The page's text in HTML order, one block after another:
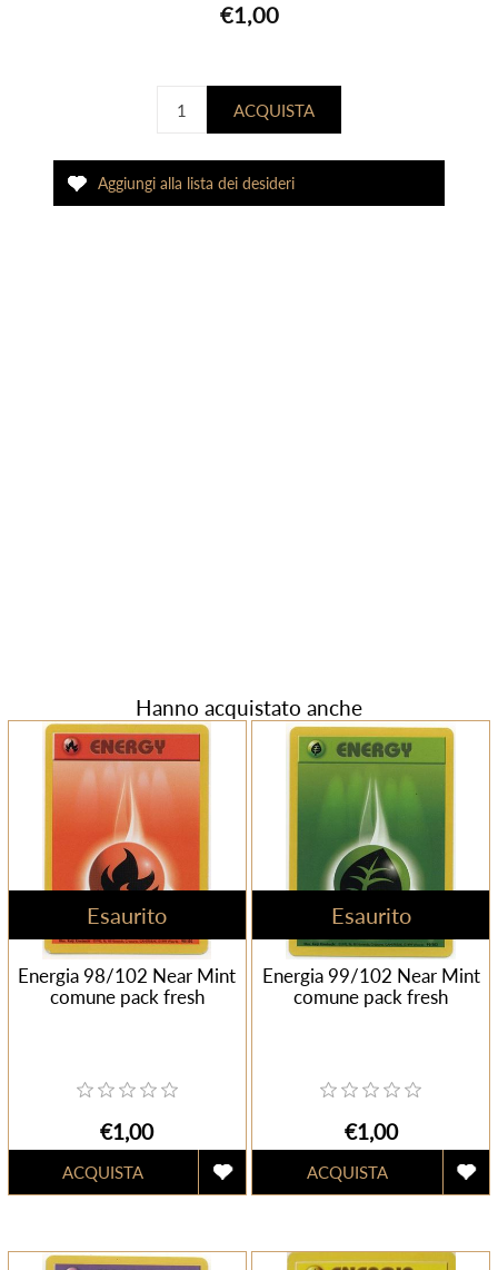
€1,00
Hanno acquistato anche
Esaurito
Energia 98/102 Near Mint
comune pack fresh
€1,00
Esaurito
Energia 99/102 Near Mint
comune pack fresh
€1,00